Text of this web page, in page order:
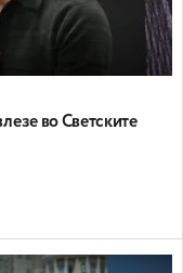
во Светските